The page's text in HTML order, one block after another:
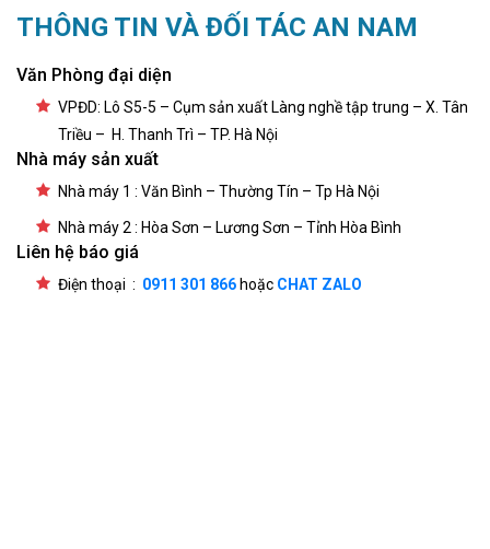
THÔNG TIN VÀ ĐỐI TÁC AN NAM
Văn Phòng đại diện
VPĐD: Lô S5-5 – Cụm sản xuất Làng nghề tập trung – X. Tân
Triều – H. Thanh Trì – TP. Hà Nội
Nhà máy sản xuất
Nhà máy 1 : Văn Bình – Thường Tín – Tp Hà Nội
Nhà máy 2 : Hòa Sơn – Lương Sơn – Tỉnh Hòa Bình
Liên hệ báo giá
Điện thoại : 0911 301 866 hoặc CHAT ZALO